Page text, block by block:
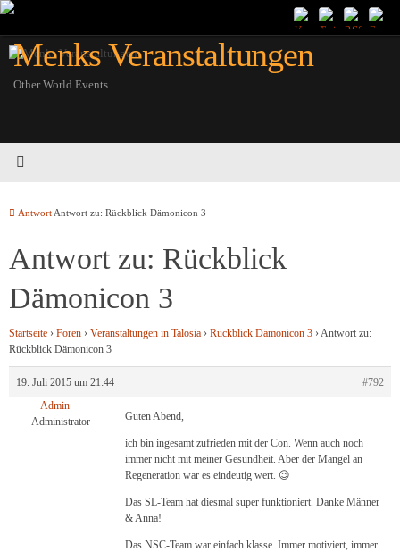
Zum
springen
Menks Veranstaltungen
Other World Events...
Startseite
Antwort Antwort zu: Rückblick Dämonicon 3
Antwort zu: Rückblick
Dämonicon 3
Startseite › Foren › Veranstaltungen in Talosia › Rückblick Dämonicon 3 ›Antwort zu:
Rückblick Dämonicon 3
19. Juli 2015 um 21:44
#792
Admin
Administrator
Guten Abend,
ich bin ingesamt zufrieden mit der Con. Wenn auch noch
immer nicht mit meiner Gesundheit. Aber der Mangel an
Regeneration war es eindeutig wert. 😉
Das SL-Team hat diesmal super funktioniert. Danke Männer
& Anna!
Das NSC-Team war einfach klasse. Immer motiviert, immer